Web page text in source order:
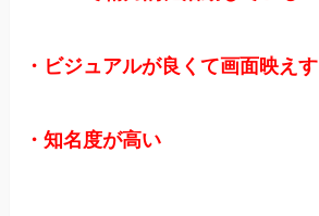
・ビジュアルが良くて画面映え
・知名度が高い